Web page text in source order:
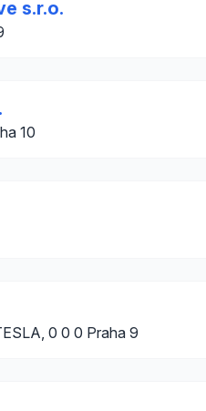
s.r.o.
10
0 0 0 Praha 9